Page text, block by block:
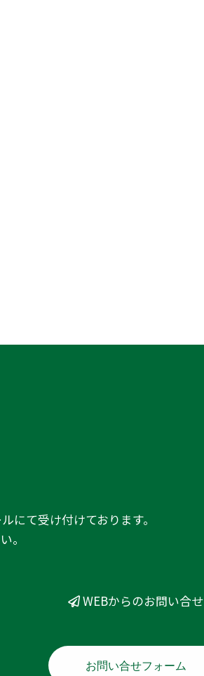
にて受け付けております。
。
WEBからのお問い合せ
お問い合せフォーム